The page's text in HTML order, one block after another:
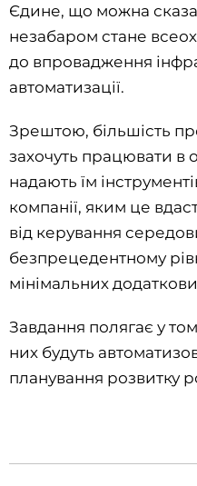
Єдине, що можна
незабаром стане
до впровадження
автоматизації.
Зрештою, більшість
захочуть працювати в
надають їм
компанії, яким це
від керування
безпрецедентному
мінімальних
Завдання полягає у
них будуть
планування розвитку